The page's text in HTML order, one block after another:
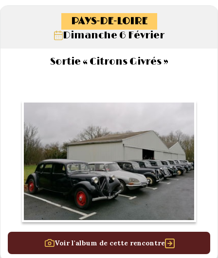
PAYS-DE-LOIRE
Dimanche 6 Février
Sortie « Citrons Givrés »
Voir l'album de cette rencontre